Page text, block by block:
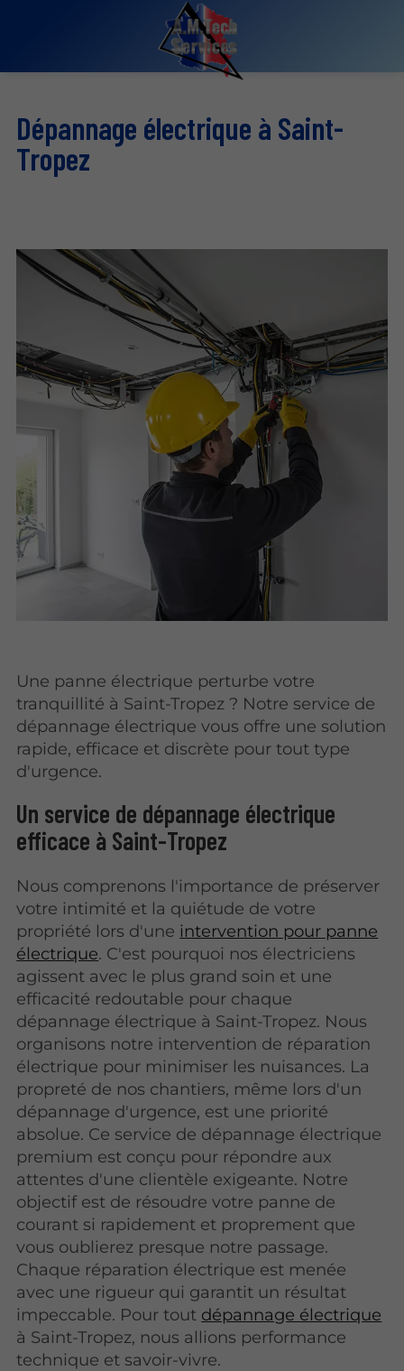
Dépannage électrique à Saint-
Tropez
Une panne électrique perturbe votre
tranquillité à Saint-Tropez ? Notre service de
dépannage électrique vous offre une solution
rapide, efficace et discrète pour tout type
d'urgence.
Un service de dépannage électrique
efficace à Saint-Tropez
Nous comprenons l'importance de préserver
votre intimité et la quiétude de votre
propriété lors d'une intervention pour panne
électrique. C'est pourquoi nos électriciens
agissent avec le plus grand soin et une
efficacité redoutable pour chaque
dépannage électrique à Saint-Tropez. Nous
organisons notre intervention de réparation
électrique pour minimiser les nuisances. La
propreté de nos chantiers, même lors d'un
dépannage d'urgence, est une priorité
absolue. Ce service de dépannage électrique
premium est conçu pour répondre aux
attentes d'une clientèle exigeante. Notre
objectif est de résoudre votre panne de
courant si rapidement et proprement que
vous oublierez presque notre passage.
Chaque réparation électrique est menée
avec une rigueur qui garantit un résultat
impeccable. Pour tout dépannage électrique
à Saint-Tropez, nous allions performance
technique et savoir-vivre.